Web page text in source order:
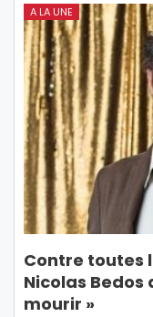
A LA UNE
Contre toutes
Nicolas
mourir »